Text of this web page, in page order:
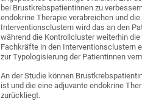
bei Brustkrebspatientinnen zu
endokrine Therapie verabreichen und
Interventionsclustern wird das an den
während die Kontrollcluster weiterhin
Fachkräfte in den Interventionsclustern
zur Typologisierung der Patientinnen
An der Studie können
ist und die eine adjuvante endokrine
zurückliegt.